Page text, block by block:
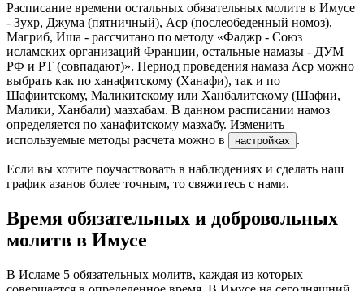
Расписание времени остальных обязательных молитв в Имусе
- Зухр, Джума (пятничный), Аср (послеобеденный номоз),
Магриб, Иша - рассчитано по методу «Фаджр - Союз
исламских организаций Франции, остальные намазы - ДУМ
РФ и РТ (совпадают)». Период проведения намаза Аср можно
выбрать как по ханафитскому (Ханафи), так и по
Шафиитскому, Маликитскому или Ханбалитскому (Шафии,
Малики, Ханбали) мазхабам. В данном расписании намоз
определяется по ханафитскому мазхабу. Изменить
используемые методы расчета можно в
настройках .
Если вы хотите поучаствовать в наблюдениях и сделать наш
график азанов более точным, то свяжитесь с нами.
Время обязательных и добровольных
молитв в Имусе
В Исламе 5 обязательных молитв, каждая из которых